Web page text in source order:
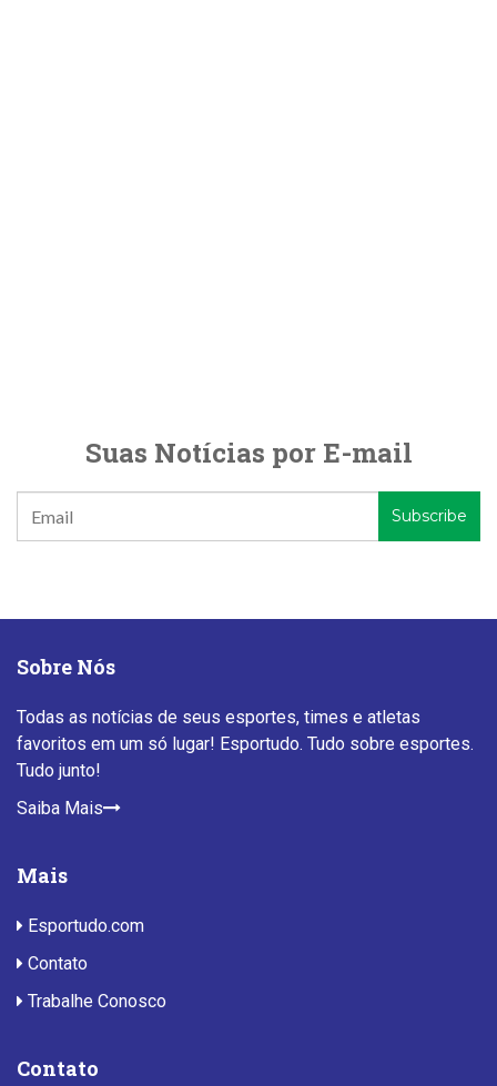
Suas Notícias por E-mail
Sobre Nós
Todas as notícias de seus esportes, times e atletas
favoritos em um só lugar! Esportudo. Tudo sobre esportes.
Tudo junto!
Saiba Mais
Mais
Esportudo.com
Contato
Trabalhe Conosco
Contato